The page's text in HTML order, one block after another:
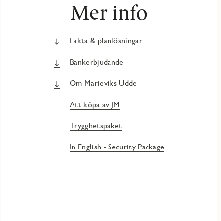
Mer info
Fakta & planlösningar
Bankerbjudande
Om Marieviks Udde
Att köpa av JM
Trygghetspaket
In English - Security Package